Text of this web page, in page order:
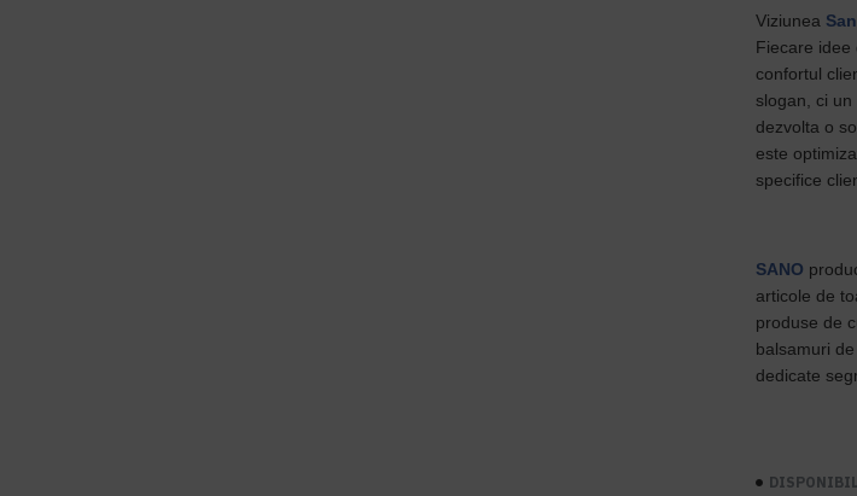
Viziunea
Fiecare idee
confortul
slogan, ci un
dezvolta o
este
specifice
SANO
articole de
produse de
balsamuri
dedicate